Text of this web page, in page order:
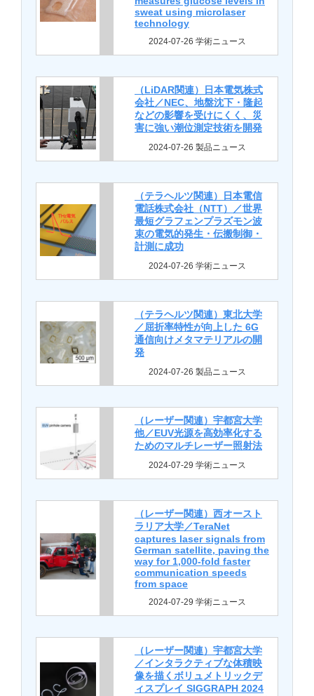
sweat using microlaser
technology
2024-07-26 学術ニュース
（LiDAR関連）日本電気株式
会社／NEC、地盤沈下・隆起
などの影響を受けにくく、災
害に強い潮位測定技術を開発
2024-07-26 製品ニュース
（テラヘルツ関連）日本電信
電話株式会社（NTT）／世界
最短グラフェンプラズモン波
束の電気的発生・伝搬制御・
計測に成功
2024-07-26 学術ニュース
（テラヘルツ関連）東北大学
／屈折率特性が向上した 6G
通信向けメタマテリアルの開
発
2024-07-26 製品ニュース
（レーザー関連）宇都宮大学
他／EUV光源を高効率化する
ためのマルチレーザー照射法
2024-07-29 学術ニュース
（レーザー関連）西オースト
ラリア大学／TeraNet
captures laser signals from
German satellite, paving the
way for 1,000-fold faster
communication speeds
from space
2024-07-29 学術ニュース
（レーザー関連）宇都宮大学
／インタラクティブな体積映
像を描くボリュメトリックデ
ィスプレイ SIGGRAPH 2024